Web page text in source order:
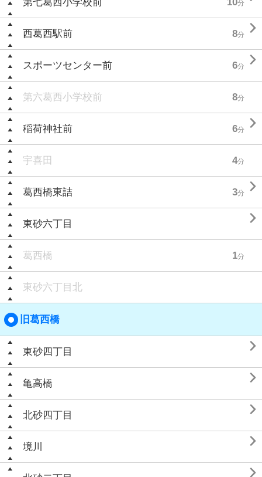
分
西葛西駅前 8分 
スポーツセンター前 6分 
第六葛西小学校前 8分
稲荷神社前 6分 
宇喜田 4分
葛西橋東詰 3分 
東砂六丁目 
葛西橋 1分
東砂六丁目北
旧葛西橋
東砂四丁目 
亀高橋 
北砂四丁目 
境川 